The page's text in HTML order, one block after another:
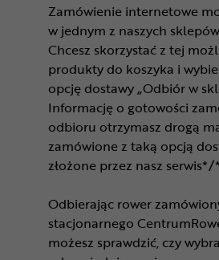
Zamówienie internetowe
w jednym z naszych
Chcesz skorzystać z tej
produkty do koszyka i
opcję dostawy „Odbiór w
Informację o gotowości
odbioru otrzymasz drogą
zamówione z taką opcją
złożone przez nasz
Odbierając rower
stacjonarnego
możesz sprawdzić, czy